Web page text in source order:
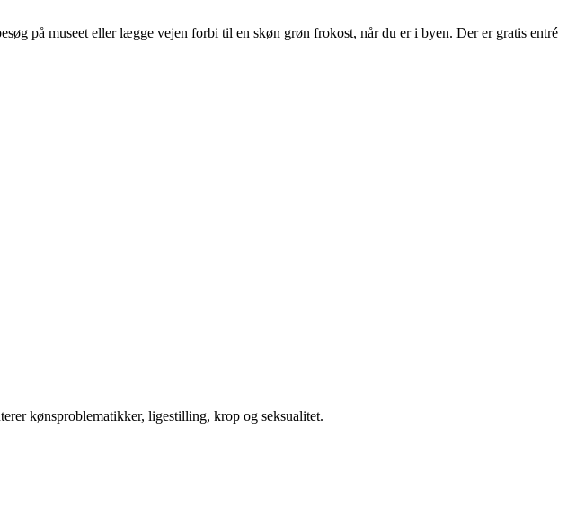
på museet eller lægge vejen forbi til en skøn grøn frokost, når du er i byen. Der er gratis entré
kønsproblematikker, ligestilling, krop og seksualitet.